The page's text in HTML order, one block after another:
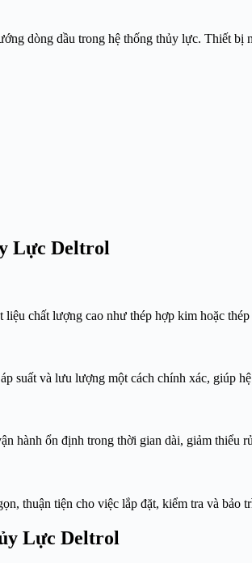
dòng dầu trong hệ thống thủy lực. Thiết
Lực Deltrol
chất lượng cao như thép hợp kim hoặc
suất và lưu lượng một cách chính xác, giúp
hành ổn định trong thời gian dài, giảm thiểu
thuận tiện cho việc lắp đặt, kiểm tra và bảo
Lực Deltrol